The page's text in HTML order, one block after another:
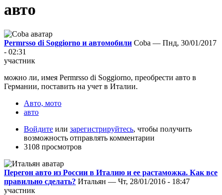
авто
Permrsso di Soggiorno и автомобили Coba — Пнд, 30/01/2017
- 02:31
участник
можно ли, имея Permrsso di Soggiorno, преобрести авто в
Германии, поставить на учет в Италии.
Авто, мото
авто
Войдите или зарегистрируйтесь, чтобы получить
возможность отправлять комментарии
3108 просмотров
Перегон авто из России в Италию и ее растаможка. Как все
правильно сделать? Итальян — Чт, 28/01/2016 - 18:47
участник